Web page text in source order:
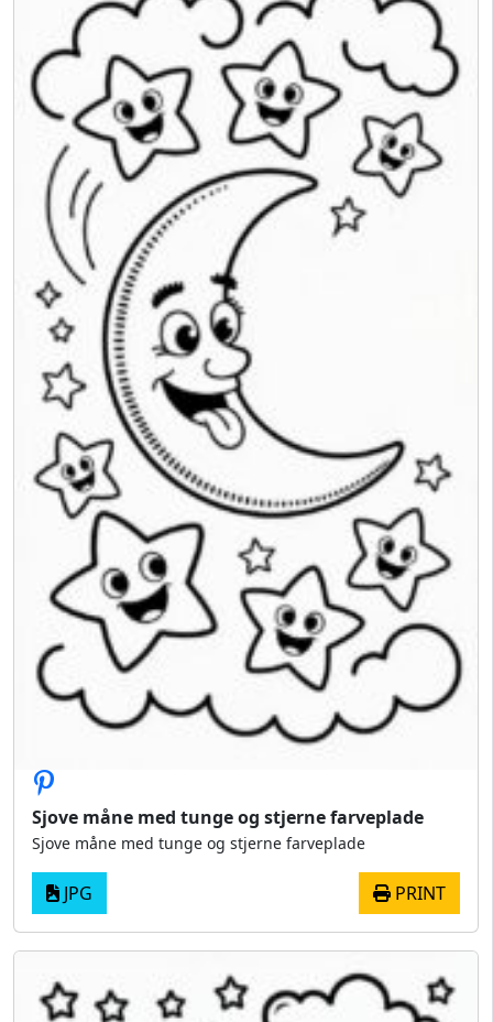
Sjove måne med tunge og stjerne farveplade
Sjove måne med tunge og stjerne farveplade
JPG PRINT